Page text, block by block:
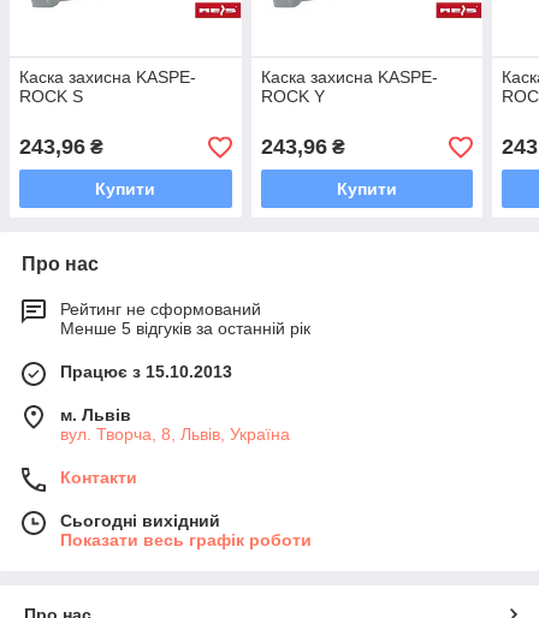
Каска захисна KASPE-
ROCK S
243,96 ₴
Купити
Каска захисна KASPE-
ROCK Y
243,96₴
Купити
Про нас
Рейтинг не сформований
Менше 5 відгуків за останній рік
Працює з 15.10.2013
м. Львів
вул. Творча, 8, Львів, Україна
Контакти
Сьогодні вихідний
Показати весь графік роботи